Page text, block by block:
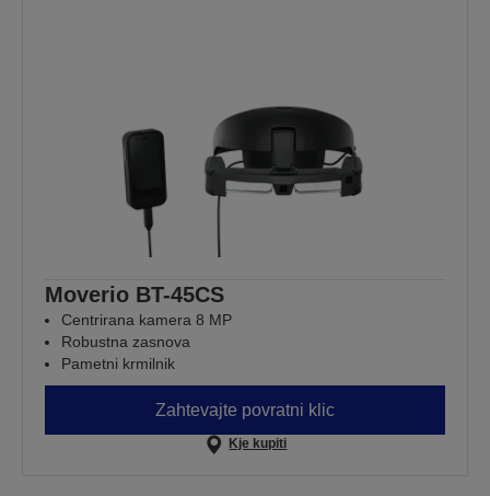
Moverio BT-45CS
Centrirana kamera 8 MP
Robustna zasnova
Pametni krmilnik
Zahtevajte povratni klic
Kje kupiti